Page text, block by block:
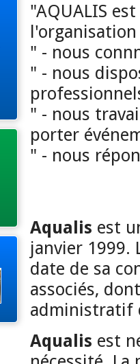
"AQUALIS
l'organisation
" - nous
" - nous
" - nous
porter
" - nous
Aqualis est
janvier 1999.
date de sa
associés,
administratif
Aqualis est